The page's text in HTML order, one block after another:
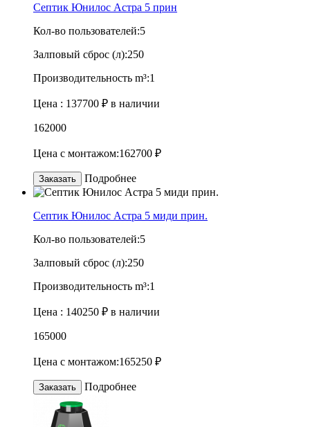
Септик Юнилос Астра 5 прин
Кол-во пользователей:5
Залповый сброс (л):250
Производительность m³:1
Цена : 137700 ₽ в наличии
162000
Цена с монтажом:162700 ₽
Заказать Подробнее
Септик Юнилос Астра 5 миди прин.
Кол-во пользователей:5
Залповый сброс (л):250
Производительность m³:1
Цена : 140250 ₽ в наличии
165000
Цена с монтажом:165250 ₽
Заказать Подробнее